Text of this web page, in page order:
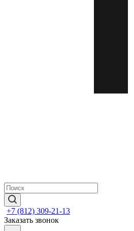
+7 (812) 309-21-13
Заказать звонок